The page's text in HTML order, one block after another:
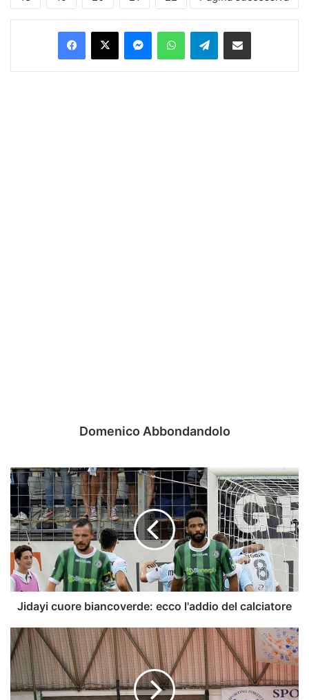
Facebook
X MessengerWhatsAppTelegramCondividi via Email
Domenico Abbondandolo
Jidayi
cuore
biancoverde:
ecco
l'addio
del
calciatore
Jidayi cuore biancoverde: ecco l'addio del calciatore
Basket
Club
Irpinia:
il
primo